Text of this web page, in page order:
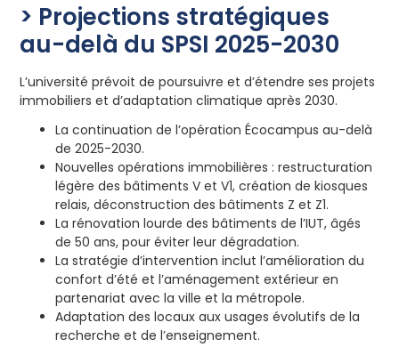
> Projections stratégiques
au-delà du SPSI 2025-2030
L’université prévoit de poursuivre et d’étendre ses projets
immobiliers et d’adaptation climatique après 2030.
La continuation de l’opération Écocampus au-delà
de 2025-2030. ​
Nouvelles opérations immobilières : restructuration
légère des bâtiments V et V1, création de kiosques
relais, déconstruction des bâtiments Z et Z1. ​
La rénovation lourde des bâtiments de l’IUT, âgés
de 50 ans, pour éviter leur dégradation. ​
La stratégie d’intervention inclut l’amélioration du
confort d’été et l’aménagement extérieur en
partenariat avec la ville et la métropole.
Adaptation des locaux aux usages évolutifs de la
recherche et de l’enseignement. ​